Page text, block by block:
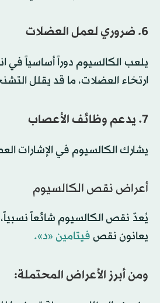
6. ضروري لعمل العضلات
يلعب الكالسيوم دوراً أساسياً
ارتخاء العضلات، ما قد يقلل
7. يدعم وظائف الأعصاب
يشارك الكالسيوم في الإشارات
أعراض نقص الكالسيوم
يُعدّ نقص الكالسيوم شائعاً
يعانون نقصفيتامين «د».
ومن أبرز الأعراض المحتملة: